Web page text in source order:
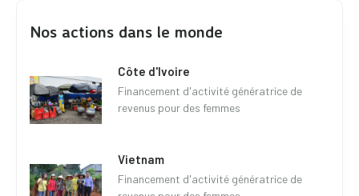
Nos actions dans le monde
Côte d'Ivoire
Financement d'activité génératrice de
revenus pour des femmes
Vietnam
Financement d'activité génératrice de